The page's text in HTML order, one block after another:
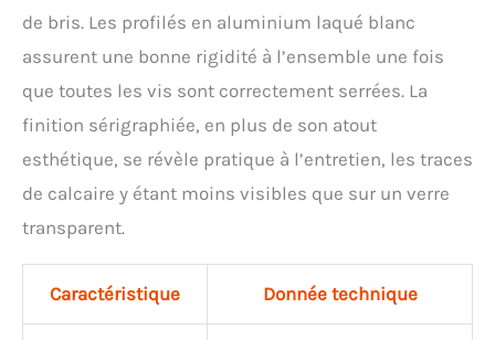
de bris. Les profilés en aluminium laqué blanc
assurent une bonne rigidité à l’ensemble une fois
que toutes les vis sont correctement serrées. La
finition sérigraphiée, en plus de son atout
esthétique, se révèle pratique à l’entretien, les traces
de calcaire y étant moins visibles que sur un verre
transparent.
Caractéristique Donnée technique